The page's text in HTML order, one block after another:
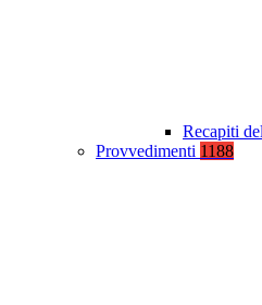
Recapiti
Provvedimenti 1188